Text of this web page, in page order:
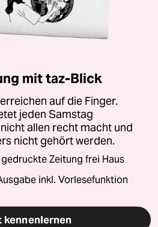
mit taz-Blick
auf die Finger.
jeden Samstag
allen recht macht und
nicht gehört werden.
Zeitung frei Haus
inkl. Vorlesefunktion